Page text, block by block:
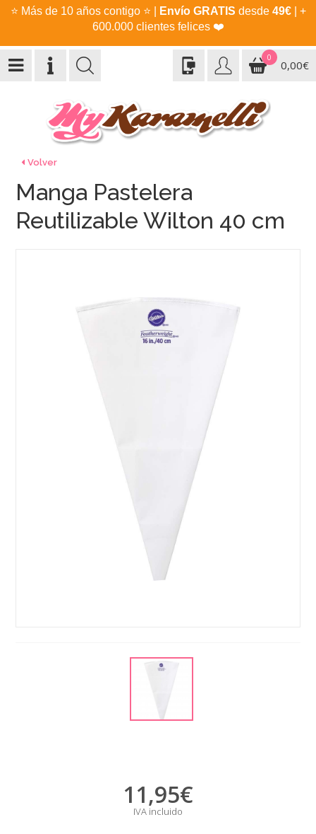
⭐ Más de 10 años contigo ⭐ Envío GRATIS desde 49€| +
600.000 clientes felices ❤️
0
0,00€
Volver
Manga Pastelera
Reutilizable Wilton 40 cm
11,95€
IVA incluido